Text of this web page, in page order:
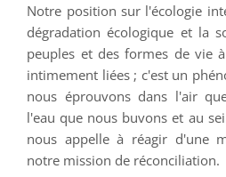
Notre position sur l'écologie
dégradation écologique et la
peuples et des formes de vie
intimement liées ; c'est un
nous éprouvons dans l'air
l'eau que nous buvons et au
nous appelle à réagir d'une
notre mission de réconciliation.